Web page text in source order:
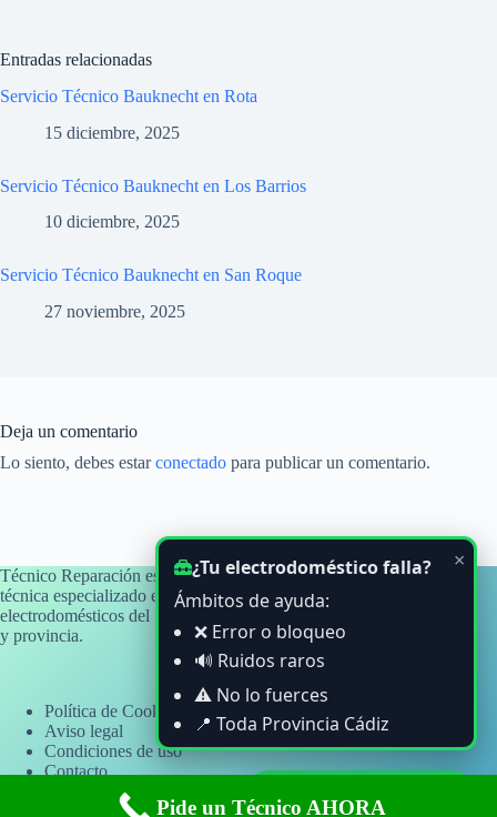
Entradas relacionadas
Servicio Técnico Bauknecht en Rota
15 diciembre, 2025
Servicio Técnico Bauknecht en Los Barrios
10 diciembre, 2025
Servicio Técnico Bauknecht en San Roque
27 noviembre, 2025
Deja un comentario
Lo siento, debes estarconectado para publicar un comentario.
Técnico Reparación es un blog informativo y de orientación
técnica especializado en averías y problemas habituales de
electrodomésticos del hogar, con atención a usuarios de Cádiz
y provincia.
Política de Cookies
Aviso legal
Condiciones de uso
Contacto
Copyright © 2026 - Sitio web informativo independiente. No
somos servicio técnico oficial ni estamos vinculados a
×
¿Tu electrodoméstico falla?
Ámbitos de ayuda:
❌ Error o bloqueo
🔊 Ruidos raros
⚠️ No lo fuerces
📍 Toda Provincia Cádiz
Ayuda por WhatsApp
Pide un Técnico AHORA